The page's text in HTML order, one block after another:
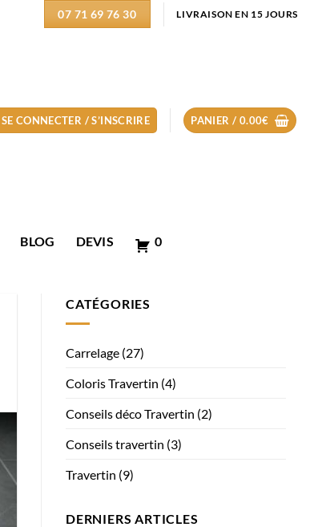
07 71 69 76 30 LIVRAISON EN 15 JOURS
SE CONNECTER / S’INSCRIRE PANIER / 0.00€
BLOG DEVIS 0
CATÉGORIES
Carrelage (27)
Coloris Travertin (4)
Conseils déco Travertin (2)
Conseils travertin (3)
Travertin (9)
DERNIERS ARTICLES